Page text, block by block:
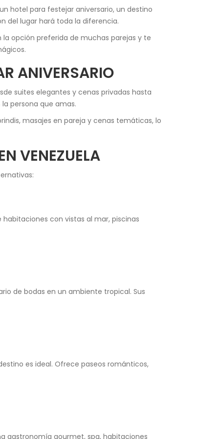
hotel para festejar aniversario, un destino
del lugar hará toda la diferencia.
opción preferida de muchas parejas y te
ANIVERSARIO
suites elegantes y cenas privadas hasta
persona que amas.
masajes en pareja y cenas temáticas, lo
VENEZUELA
con vistas al mar, piscinas
de bodas en un ambiente tropical. Sus
es ideal. Ofrece paseos románticos,
gastronomía gourmet, spa, habitaciones